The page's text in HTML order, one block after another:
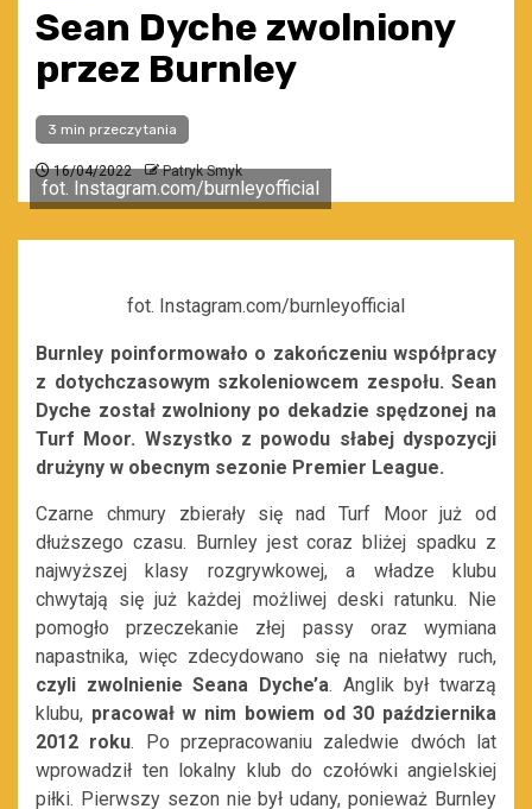
Sean Dyche zwolniony
przez Burnley
3 min przeczytania
16/04/2022 Patryk Smyk
fot. Instagram.com/burnleyofficial
fot. Instagram.com/burnleyofficial
Burnley poinformowało o zakończeniu współpracy
z dotychczasowym szkoleniowcem zespołu. Sean
Dyche został zwolniony po dekadzie spędzonej na
Turf Moor. Wszystko z powodu słabej dyspozycji
drużyny w obecnym sezonie Premier League.
Czarne chmury zbierały się nad Turf Moor już od
dłuższego czasu. Burnley jest coraz bliżej spadku z
najwyższej klasy rozgrywkowej, a władze klubu
chwytają się już każdej możliwej deski ratunku. Nie
pomogło przeczekanie złej passy oraz wymiana
napastnika, więc zdecydowano się na niełatwy ruch,
czyli zwolnienie Seana Dyche’a. Anglik był twarzą
klubu, pracował w nim bowiem od 30 października
2012 roku. Po przepracowaniu zaledwie dwóch lat
wprowadził ten lokalny klub do czołówki angielskiej
piłki. Pierwszy sezon nie był udany, ponieważ Burnley